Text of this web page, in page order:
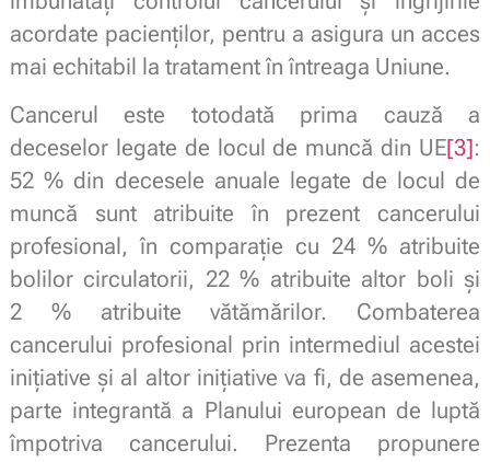
acordate pacienților, pentru a asigura un acces
mai echitabil la tratament în întreaga Uniune.
Cancerul este totodată prima cauză a
deceselor legate de locul de muncă din UE[3]:
52 % din decesele anuale legate de locul de
muncă sunt atribuite în prezent cancerului
profesional, în comparație cu 24 % atribuite
bolilor circulatorii, 22 % atribuite altor boli și
2 % atribuite vătămărilor. Combaterea
cancerului profesional prin intermediul acestei
inițiative și al altor inițiative va fi, de asemenea,
parte integrantă a Planului european de luptă
împotriva cancerului. Prezenta propunere